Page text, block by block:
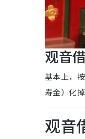
观音
基本上，
寿金）化
观音